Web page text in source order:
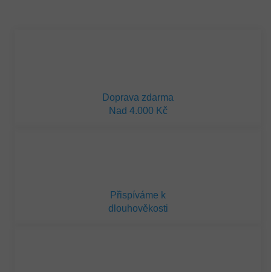
Doprava zdarma
Nad 4.000 Kč
Přispíváme k
dlouhověkosti